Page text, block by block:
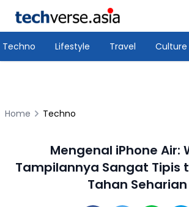
Techno Lifestyle Travel Culture
Home Techno
Mengenal iPhone Air:
Tampilannya Sangat Tipis
Tahan Seharian